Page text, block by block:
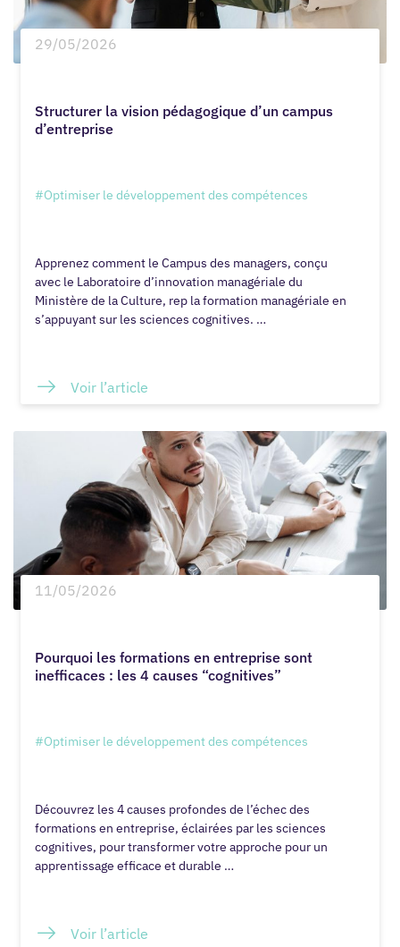
29/05/2026
Structurer la vision pédagogique d’un campus
d’entreprise
#Optimiser le développement des compétences
Apprenez comment le Campus des managers, conçu
avec le Laboratoire d’innovation managériale du
Ministère de la Culture, rep la formation managériale en
s’appuyant sur les sciences cognitives. …
Voir l’article
11/05/2026
Pourquoi les formations en entreprise sont
inefficaces : les 4 causes “cognitives”
#Optimiser le développement des compétences
Découvrez les 4 causes profondes de l’échec des
formations en entreprise, éclairées par les sciences
cognitives, pour transformer votre approche pour un
apprentissage efficace et durable …
Voir l’article